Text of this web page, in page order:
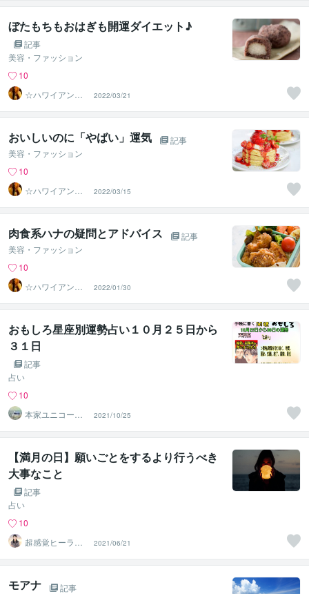
ぼたもちもおはぎも開運ダイエット♪
記事
美容・ファッション
10
☆ハワイアンス
ピリチュル☆～
ハナイノウエ
2022/03/21
おいしいのに「やばい」運気
記事
美容・ファッション
10
☆ハワイアンス
ピリチュル☆～
ハナイノウエ
2022/03/15
肉食系ハナの疑問とアドバイス
記事
美容・ファッション
10
☆ハワイアンス
ピリチュル☆～
ハナイノウエ
2022/01/30
おもしろ星座別運勢占い１０月２５日から
３１日
記事
占い
10
本家ユニコーン
の使者桜10周年
ありがとう
2021/10/25
【満月の日】願いごとをするより行うべき
大事なこと
記事
占い
10
超感覚ヒーラー
Honoka
2021/06/21
モアナ
記事